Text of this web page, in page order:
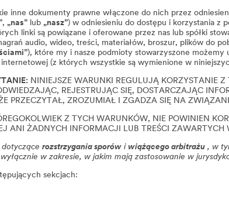
inne dokumenty prawne włączone do nich przez
, „nas” lub „nasz”) w odniesieniu do dostępu i korzystania z
linki są powiązane i oferowane przez nas lub spółki
audio, wideo, treści, materiałów, broszur, plików do
), które my i nasze podmioty stowarzyszone
(z których wszystkie są wymienione w
NINIEJSZE WARUNKI REGULUJĄ KORZYSTANIE
REJESTRUJĄC SIĘ, DOSTARCZAJĄC
PRZECZYTAŁ, ZROZUMIAŁ I ZGADZA SIĘ NA
Z TYCH WARUNKÓW, NIE POWINIEN
ANI ŻADNYCH INFORMACJI LUB TREŚCI ZAWARTYCH
rozstrzygania sporów i wiążącego arbitrażu , w
w zakresie, w jakim mają zastosowanie w
sekcjach: